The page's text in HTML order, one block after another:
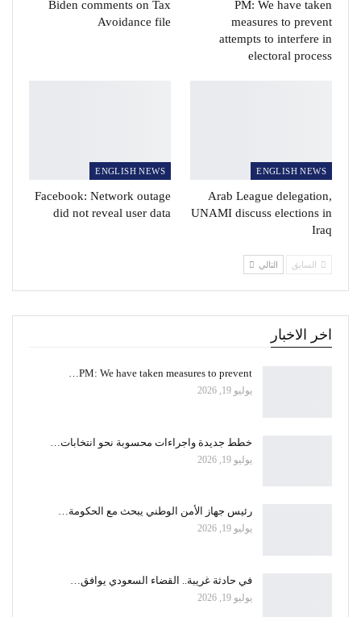
PM: We have taken
measures to prevent
attempts to interfere in
electoral process
Biden comments on Tax
Avoidance file
ENGLISH NEWS
Arab League delegation,
UNAMI discuss elections in
Iraq
ENGLISH NEWS
Facebook: Network outage
did not reveal user data
السابق التالي
اخر الاخبار
PM: We have taken measures to prevent…
يوليو 19, 2026
خطط جديدة واجراءات محسوبة نحو انتخابات…
يوليو 19, 2026
رئيس جهاز الأمن الوطني يبحث مع الحكومة…
يوليو 19, 2026
في حادثة غريبة.. القضاء السعودي يوافق…
يوليو 19, 2026